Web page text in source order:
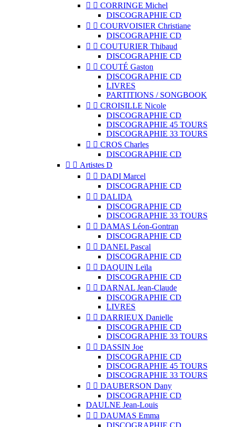
  CORRINGE Michel
DISCOGRAPHIE CD
  COURVOISIER Christiane
DISCOGRAPHIE CD
  COUTURIER Thibaud
DISCOGRAPHIE CD
  COUTÉ Gaston
DISCOGRAPHIE CD
LIVRES
PARTITIONS / SONGBOOK
  CROISILLE Nicole
DISCOGRAPHIE CD
DISCOGRAPHIE 45 TOURS
DISCOGRAPHIE 33 TOURS
  CROS Charles
DISCOGRAPHIE CD
  Artistes D
  DADI Marcel
DISCOGRAPHIE CD
  DALIDA
DISCOGRAPHIE CD
DISCOGRAPHIE 33 TOURS
  DAMAS Léon-Gontran
DISCOGRAPHIE CD
  DANEL Pascal
DISCOGRAPHIE CD
  DAQUIN Leïla
DISCOGRAPHIE CD
  DARNAL Jean-Claude
DISCOGRAPHIE CD
LIVRES
  DARRIEUX Danielle
DISCOGRAPHIE CD
DISCOGRAPHIE 33 TOURS
  DASSIN Joe
DISCOGRAPHIE CD
DISCOGRAPHIE 45 TOURS
DISCOGRAPHIE 33 TOURS
  DAUBERSON Dany
DISCOGRAPHIE CD
DAULNE Jean-Louis
  DAUMAS Emma
DISCOGRAPHIE CD